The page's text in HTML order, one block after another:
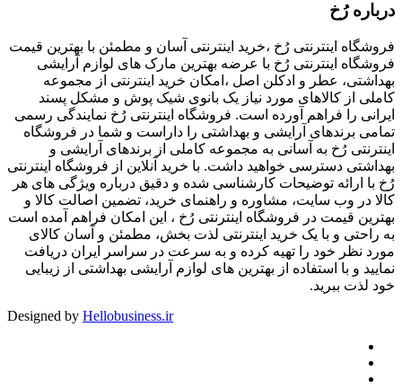
درباره رُخ
فروشگاه اینترنتی رُخ ،خرید اینترنتی آسان و مطمئن با بهترین قیمت
فروشگاه اینترنتی رُخ با عرضه بهترین مارک های لوازم آرایشی
بهداشتی، عطر و ادکلن اصل ،امکان خرید اینترنتی از مجموعه
کاملی از کالاهای مورد نیاز یک بانوی شیک پوش و مشکل پسند
ایرانی را فراهم آورده است. فروشگاه اینترنتی رُخ نمایندگی رسمی
تمامی برندهای آرایشی و بهداشتی را داراست و شما در فروشگاه
اینترنتی رُخ به آسانی به مجموعه کاملی از برندهای آرایشی و
بهداشتی دسترسی خواهید داشت. با خرید آنلاین از فروشگاه اینترنتی
رُخ با ارائه توضیحات کارشناسی شده و دقیق درباره ویژگی های هر
کالا در وب سایت، مشاوره و راهنمای خرید، تضمین اصالت کالا و
بهترین قیمت در فروشگاه اینترنتی رُخ ، این امکان فراهم آمده است
به راحتی و با یک خرید اینترنتی لذت بخش، مطمئن و آسان کالای
مورد نظر خود را تهیه کرده و به سرعت در سراسر ایران دریافت
نمایید و با استفاده از بهترین های لوازم آرایشی بهداشتی از زیبایی
خود لذت ببرید.
Designed by Hellobusiness.ir